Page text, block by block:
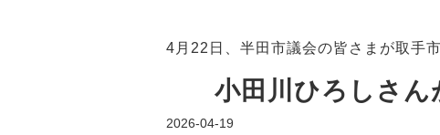
4月22日、半田市議会の皆さまが取手
小田川ひろしさ
2026-04-19